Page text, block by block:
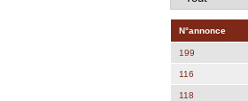
N°annonce
199
116
118